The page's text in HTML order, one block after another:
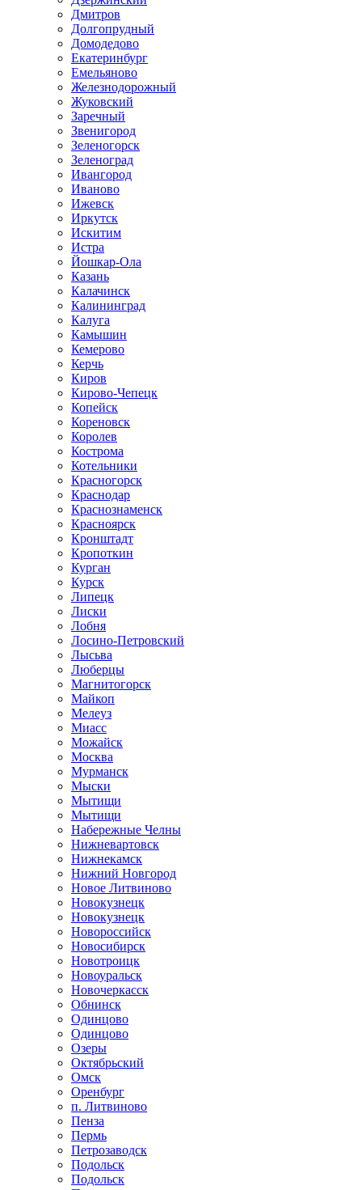
Дмитров
Долгопрудный
Домодедово
Екатеринбург
Емельяново
Железнодорожный
Жуковский
Заречный
Звенигород
Зеленогорск
Зеленоград
Ивангород
Иваново
Ижевск
Иркутск
Искитим
Истра
Йошкар-Ола
Казань
Калачинск
Калининград
Калуга
Камышин
Кемерово
Керчь
Киров
Кирово-Чепецк
Копейск
Кореновск
Королев
Кострома
Котельники
Красногорск
Краснодар
Краснознаменск
Красноярск
Кронштадт
Кропоткин
Курган
Курск
Липецк
Лиски
Лобня
Лосино-Петровский
Лысьва
Люберцы
Магнитогорск
Майкоп
Мелеуз
Миасс
Можайск
Москва
Мурманск
Мыски
Мытищи
Мытищи
Набережные Челны
Нижневартовск
Нижнекамск
Нижний Новгород
Новое Литвиново
Новокузнецк
Новокузнецк
Новороссийск
Новосибирск
Новотроицк
Новоуральск
Новочеркасск
Обнинск
Одинцово
Одинцово
Озеры
Октябрьский
Омск
Оренбург
п. Литвиново
Пенза
Пермь
Петрозаводск
Подольск
Подольск